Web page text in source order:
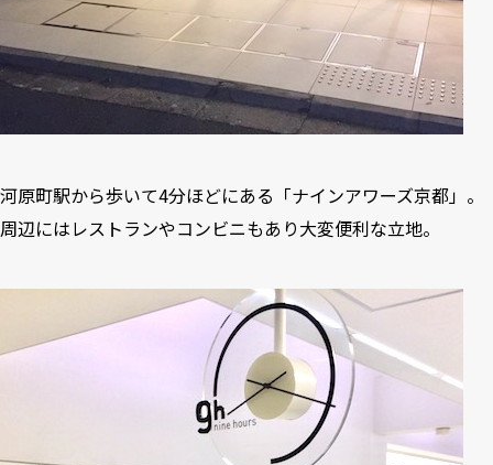
河原町駅から歩いて4分ほどにある「ナインアワーズ京都」。
周辺にはレストランやコンビニもあり大変便利な立地。